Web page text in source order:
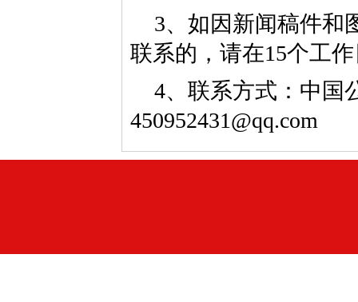
3、如因新闻稿件和
联系的，请在15个工
4、联系方式：中国
450952431@qq.com